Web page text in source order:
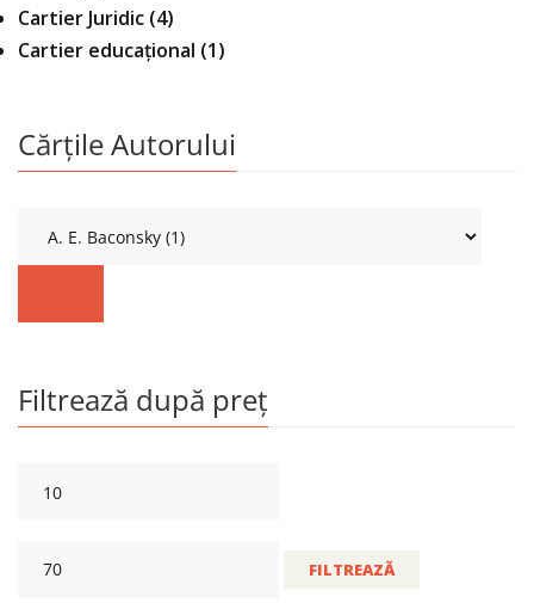
Cartier Juridic (4)
Cartier educațional (1)
Cărțile Autorului
Filtrează după preț
FILTREAZĂ